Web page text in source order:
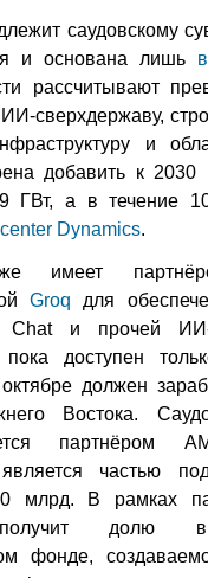
саудовскому
и основана лишь
рассчитывают
сверхдержаву,
и
добавить к
ГВт, а в течение
Dynamics.
имеет
Groq для
Chat и прочей ИИ-
доступен
должен
Востока.
партнёром
частью
млрд. В рамках
долю в
фонде,